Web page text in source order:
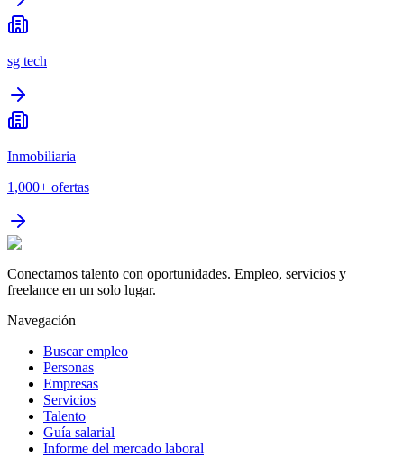
sg tech
Inmobiliaria
1,000+ ofertas
Conectamos talento con oportunidades. Empleo, servicios y
freelance en un solo lugar.
Navegación
Buscar empleo
Personas
Empresas
Servicios
Talento
Guía salarial
Informe del mercado laboral